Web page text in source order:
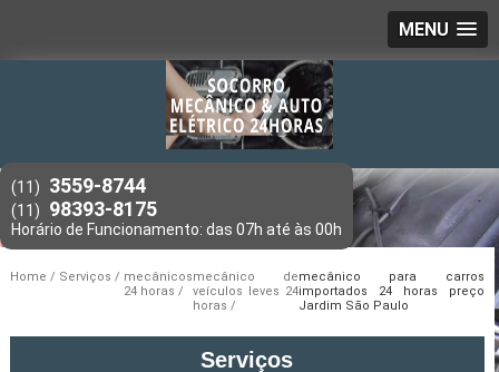
MENU
(11) 3559-8744
(11) 98393-8175
Home Serviços
mecânicos
24 horas
mecânico de
veículos leves 24
horas
mecânico para carros
importados 24 horas preço
Jardim São Paulo
Serviços